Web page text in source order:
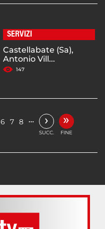
SERVIZI
Castellabate (Sa),
Antonio Vill...
147
6 7 8 … ›
SUCC.
»
FINE